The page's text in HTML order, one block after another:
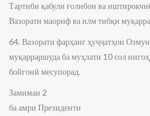
Тартиби қабули ғолибон ва
Вазорати маориф ва илм тибқи
64. Вазорати фарҳанг ҳуҷҷатҳои
муқарраршуда ба муҳлати 10 сол
бойгонӣ месупорад.
Замимаи 2
ба амри Президенти